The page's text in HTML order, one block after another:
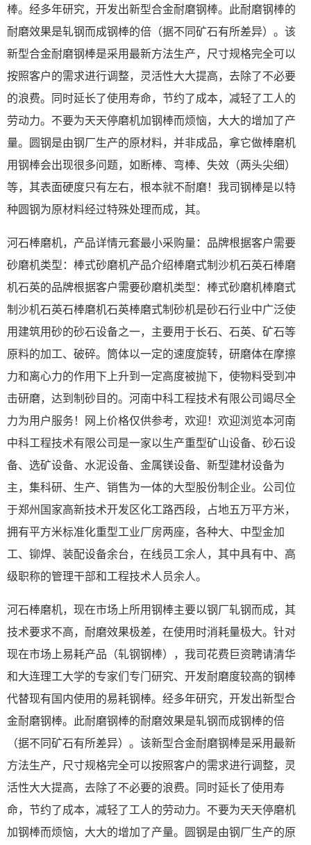
棒。经多年研究，开发出新型合金耐磨钢棒。此耐磨钢棒的
耐磨效果是轧钢而成钢棒的倍（据不同矿石有所差异）。该
新型合金耐磨钢棒是采用最新方法生产，尺寸规格完全可以
按照客户的需求进行调整，灵活性大大提高，去除了不必要
的浪费。同时延长了使用寿命，节约了成本，减轻了工人的
劳动力。不要为天天停磨机加钢棒而烦恼，大大的增加了产
量。圆钢是由钢厂生产的原材料，并非成品，拿它做棒磨机
用钢棒会出现很多问题，如断棒、弯棒、失效（两头尖细）
等，其表面硬度只有左右，根本就不耐磨！我司钢棒是以特
种圆钢为原材料经过特殊处理而成，其。
河石棒磨机，产品详情元套最小采购量：品牌根据客户需要
砂磨机类型：棒式砂磨机产品介绍棒磨式制沙机石英石棒磨
机石英的品牌根据客户需要砂磨机类型：棒式砂磨机棒磨式
制沙机石英石棒磨机石英棒磨式制砂机是砂石行业中广泛使
用建筑用砂的砂石设备之一，主要用于长石、石英、矿石等
原料的加工、破碎。筒体以一定的速度旋转，研磨体在摩擦
力和离心力的作用下上升到一定高度被抛下，使物料受到冲
击研磨，达到制砂目的。河南中科工程技术有限公司竭尽全
力为用户服务！网上价格仅供参考，欢迎！欢迎浏览本河南
中科工程技术有限公司是一家以生产重型矿山设备、砂石设
备、选矿设备、水泥设备、金属镁设备、新型建材设备为
主，集科研、生产、销售为一体的大型股份制企业。公司位
于郑州国家高新技术开发区化工路西段，占地五万平方米，
拥有平方米标准化重型工业厂房两座，各种大、中型金加
工、铆焊、装配设备余台，在线员工余人，其中具有中、高
级职称的管理干部和工程技术人员余人。
河石棒磨机，现在市场上所用钢棒主要以钢厂轧钢而成，其
技术要求不高，耐磨效果极差，在使用时消耗量极大。针对
现在市场上易耗产品（轧钢钢棒），我司花费巨资聘请清华
和大连理工大学的专家们专门研究、开发耐磨度较高的钢棒
代替现有国内使用的易耗钢棒。经多年研究，开发出新型合
金耐磨钢棒。此耐磨钢棒的耐磨效果是轧钢而成钢棒的倍
（据不同矿石有所差异）。该新型合金耐磨钢棒是采用最新
方法生产，尺寸规格完全可以按照客户的需求进行调整，灵
活性大大提高，去除了不必要的浪费。同时延长了使用寿
命，节约了成本，减轻了工人的劳动力。不要为天天停磨机
加钢棒而烦恼，大大的增加了产量。圆钢是由钢厂生产的原